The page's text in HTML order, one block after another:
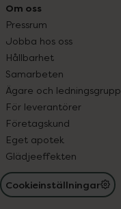
Om oss
Pressrum
Jobba hos oss
Hållbarhet
Samarbeten
Ägare och ledningsgrupp
För leverantörer
Företagskund
Eget apotek
Glädjeeffekten
Cookieinställningar